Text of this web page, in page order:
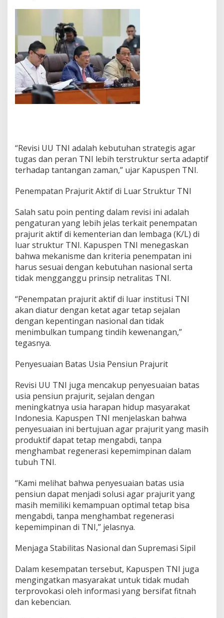
s
o
n
a
l
i
s
m
e
r
i
t
“Revisi UU TNI adalah kebutuhan strategis agar
tugas dan peran TNI lebih terstruktur serta adaptif
terhadap tantangan zaman,” ujar Kapuspen TNI.
Penempatan Prajurit Aktif di Luar Struktur TNI
Salah satu poin penting dalam revisi ini adalah
pengaturan yang lebih jelas terkait penempatan
prajurit aktif di kementerian dan lembaga (K/L) di
luar struktur TNI. Kapuspen TNI menegaskan
bahwa mekanisme dan kriteria penempatan ini
harus sesuai dengan kebutuhan nasional serta
tidak mengganggu prinsip netralitas TNI.
“Penempatan prajurit aktif di luar institusi TNI
akan diatur dengan ketat agar tetap sejalan
dengan kepentingan nasional dan tidak
menimbulkan tumpang tindih kewenangan,”
tegasnya.
Penyesuaian Batas Usia Pensiun Prajurit
Revisi UU TNI juga mencakup penyesuaian batas
usia pensiun prajurit, sejalan dengan
meningkatnya usia harapan hidup masyarakat
Indonesia. Kapuspen TNI menjelaskan bahwa
penyesuaian ini bertujuan agar prajurit yang masih
produktif dapat tetap mengabdi, tanpa
menghambat regenerasi kepemimpinan dalam
tubuh TNI.
“Kami melihat bahwa penyesuaian batas usia
pensiun dapat menjadi solusi agar prajurit yang
masih memiliki kemampuan optimal tetap bisa
mengabdi, tanpa menghambat regenerasi
kepemimpinan di TNI,” jelasnya.
Menjaga Stabilitas Nasional dan Supremasi Sipil
Dalam kesempatan tersebut, Kapuspen TNI juga
mengingatkan masyarakat untuk tidak mudah
terprovokasi oleh informasi yang bersifat fitnah
dan kebencian.